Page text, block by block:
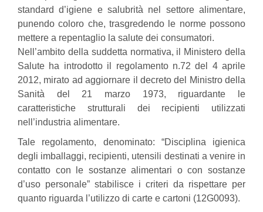
standard d’igiene e salubrità nel settore alimentare,
punendo coloro che, trasgredendo le norme possono
mettere a repentaglio la salute dei consumatori.
Nell’ambito della suddetta normativa, il Ministero della
Salute ha introdotto il regolamento n.72 del 4 aprile
2012, mirato ad aggiornare il decreto del Ministro della
Sanità del 21 marzo 1973, riguardante le
caratteristiche strutturali dei recipienti utilizzati
nell’industria alimentare.
Tale regolamento, denominato: “Disciplina igienica
degli imballaggi, recipienti, utensili destinati a venire in
contatto con le sostanze alimentari o con sostanze
d’uso personale” stabilisce i criteri da rispettare per
quanto riguarda l’utilizzo di carte e cartoni (12G0093).